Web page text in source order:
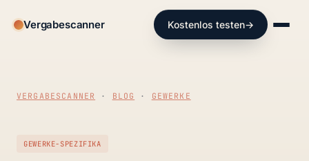
Vergabescanner Kostenlos testen→
VERGABESCANNER · BLOG · GEWERKE
GEWERKE-SPEZIFIKA